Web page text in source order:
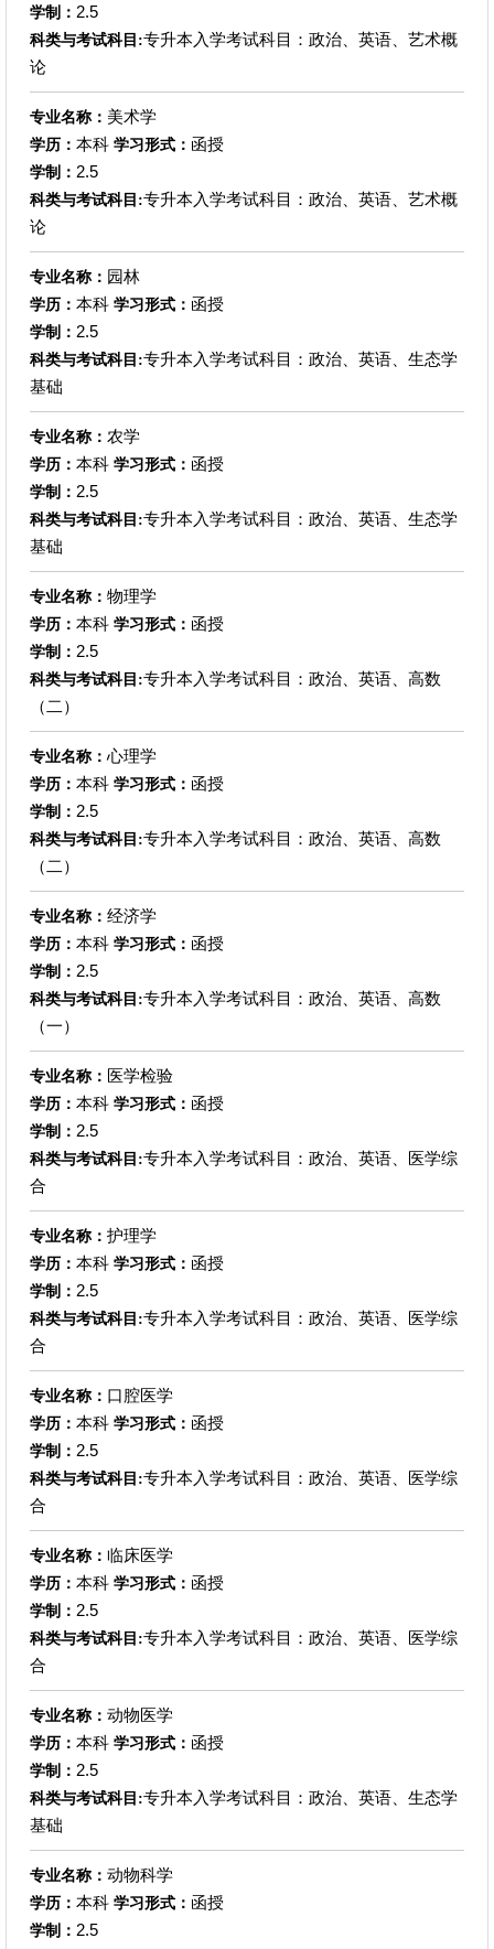
学制： 2.5
科类与考试科目:专升本入学考试科目：政治、英语、艺术概
论
专业名称： 美术学
学历： 本科 学习形式： 函授
学制： 2.5
科类与考试科目:专升本入学考试科目：政治、英语、艺术概
论
专业名称： 园林
学历： 本科 学习形式： 函授
学制： 2.5
科类与考试科目:专升本入学考试科目：政治、英语、生态学
基础
专业名称： 农学
学历： 本科 学习形式： 函授
学制： 2.5
科类与考试科目:专升本入学考试科目：政治、英语、生态学
基础
专业名称： 物理学
学历： 本科 学习形式： 函授
学制： 2.5
科类与考试科目:专升本入学考试科目：政治、英语、高数
（二）
专业名称： 心理学
学历： 本科 学习形式： 函授
学制： 2.5
科类与考试科目:专升本入学考试科目：政治、英语、高数
（二）
专业名称： 经济学
学历： 本科 学习形式： 函授
学制： 2.5
科类与考试科目:专升本入学考试科目：政治、英语、高数
（一）
专业名称： 医学检验
学历： 本科 学习形式： 函授
学制： 2.5
科类与考试科目:专升本入学考试科目：政治、英语、医学综
合
专业名称： 护理学
学历： 本科 学习形式： 函授
学制： 2.5
科类与考试科目:专升本入学考试科目：政治、英语、医学综
合
专业名称： 口腔医学
学历： 本科 学习形式： 函授
学制： 2.5
科类与考试科目:专升本入学考试科目：政治、英语、医学综
合
专业名称： 临床医学
学历： 本科 学习形式： 函授
学制： 2.5
科类与考试科目:专升本入学考试科目：政治、英语、医学综
合
专业名称： 动物医学
学历： 本科 学习形式： 函授
学制： 2.5
科类与考试科目:专升本入学考试科目：政治、英语、生态学
基础
专业名称： 动物科学
学历： 本科 学习形式： 函授
学制： 2.5